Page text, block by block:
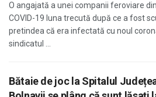
O angajată a unei companii feroviare
COVID-19 luna trecută după ce a fost
pretindea că era infectată cu noul
sindicatul ...
Bătaie de joc la Spitalul